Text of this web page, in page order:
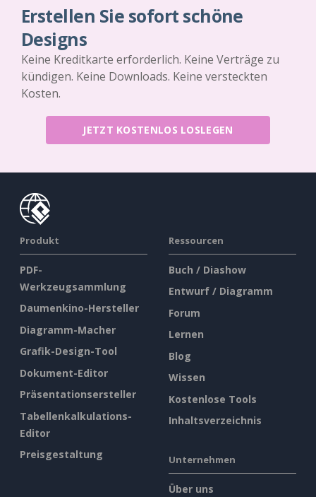
Erstellen Sie sofort schöne
Designs
Keine Kreditkarte erforderlich. Keine Verträge zu
kündigen. Keine Downloads. Keine versteckten
Kosten.
JETZT KOSTENLOS LOSLEGEN
Produkt
PDF-
Werkzeugsammlung
Daumenkino-Hersteller
Diagramm-Macher
Grafik-Design-Tool
Dokument-Editor
Präsentationsersteller
Tabellenkalkulations-
Editor
Preisgestaltung
Ressourcen
Buch / Diashow
Entwurf / Diagramm
Forum
Lernen
Blog
Wissen
Kostenlose Tools
Inhaltsverzeichnis
Unternehmen
Über uns